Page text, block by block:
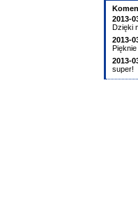
2013-
Dzięki
2013-
2013-
super!